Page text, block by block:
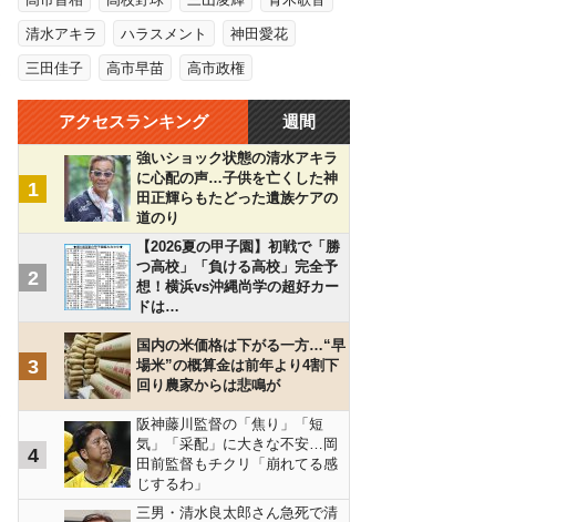
清水アキラ ハラスメント 神田愛花
三田佳子 高市早苗 高市政権
アクセスランキング 週間
1
強いショック状態の清水アキラ
に心配の声…子供を亡くした神
田正輝らもたどった遺族ケアの
道のり
2
【2026夏の甲子園】初戦で「勝
つ高校」「負ける高校」完全予
想！横浜vs沖縄尚学の超好カー
ドは…
3
国内の米価格は下がる一方…“早
場米”の概算金は前年より4割下
回り農家からは悲鳴が
4
阪神藤川監督の「焦り」「短
気」「采配」に大きな不安…岡
田前監督もチクリ「崩れてる感
じするわ」
三男・清水良太郎さん急死で清